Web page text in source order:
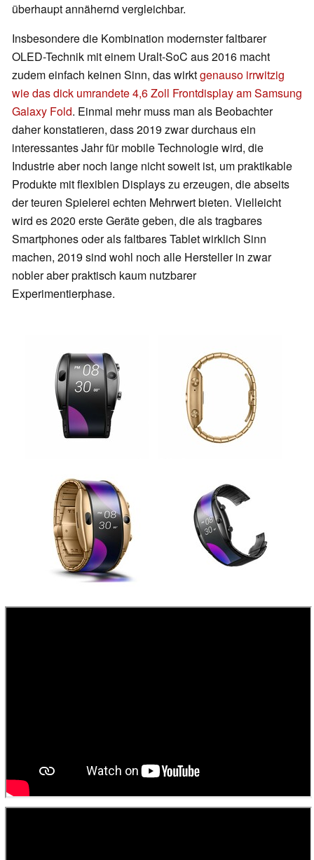
überhaupt annähernd vergleichbar.
Insbesondere die Kombination modernster faltbarer
OLED-Technik mit einem Uralt-SoC aus 2016 macht
zudem einfach keinen Sinn, das wirktgenauso irrwitzig
wie das dick umrandete 4,6 Zoll Frontdisplay am Samsung
Galaxy Fold. Einmal mehr muss man als Beobachter
daher konstatieren, dass 2019 zwar durchaus ein
interessantes Jahr für mobile Technologie wird, die
Industrie aber noch lange nicht soweit ist, um praktikable
Produkte mit flexiblen Displays zu erzeugen, die abseits
der teuren Spielerei echten Mehrwert bieten. Vielleicht
wird es 2020 erste Geräte geben, die als tragbares
Smartphones oder als faltbares Tablet wirklich Sinn
machen, 2019 sind wohl noch alle Hersteller in zwar
nobler aber praktisch kaum nutzbarer
Experimentierphase.